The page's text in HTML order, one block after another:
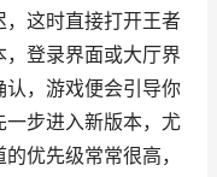
这时直接打开王者
登录界面或大厅界
，游戏便会引导你
步进入新版本，尤
优先级常常很高，